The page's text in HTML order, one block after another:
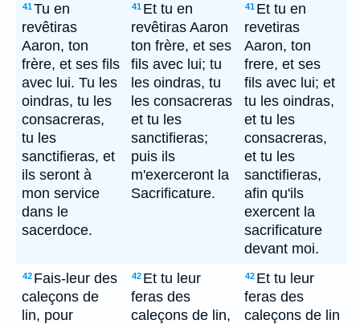
41Tu en
revêtiras
Aaron, ton
frère, et ses fils
avec lui. Tu les
oindras, tu les
consacreras,
tu les
sanctifieras, et
ils seront à
mon service
dans le
sacerdoce.
41 Et tu en
revêtiras Aaron
ton frère, et ses
fils avec lui; tu
les oindras, tu
les consacreras
et tu les
sanctifieras;
puis ils
m'exerceront la
Sacrificature.
41 Et tu en
revetiras
Aaron, ton
frere, et ses
fils avec lui; et
tu les oindras,
et tu les
consacreras,
et tu les
sanctifieras,
afin qu'ils
exercent la
sacrificature
devant moi.
42 Fais-leur des
caleçons de
lin, pour
42 Et tu leur
feras des
caleçons de lin,
42 Et tu leur
feras des
caleçons de lin